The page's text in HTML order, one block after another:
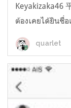
Keyakizaka46
ต้องเคยได้ยินชื่
quarlet